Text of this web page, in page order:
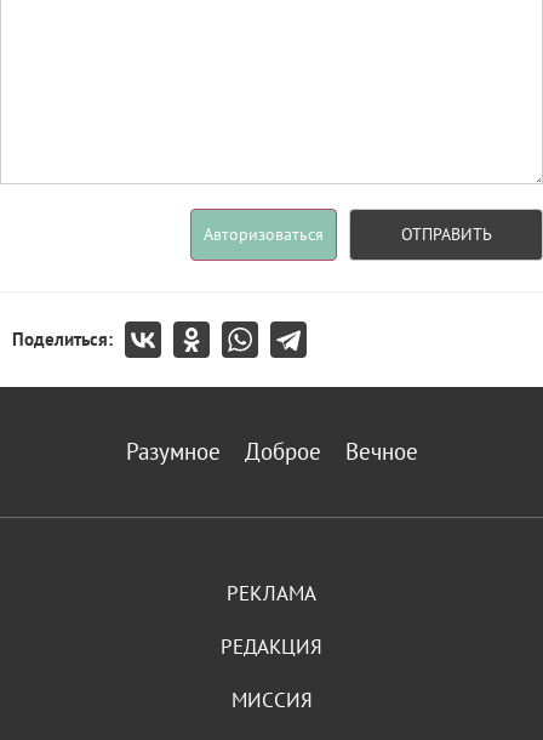
Авторизоваться ОТПРАВИТЬ
Поделиться:
Разумное Доброе Вечное
РЕКЛАМА
РЕДАКЦИЯ
МИССИЯ